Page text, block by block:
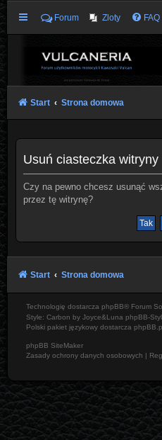
Forum Zloty FAQ
Start Strona domowa
Usuń ciasteczka witryny
Czy na pewno chcesz usunąć
przez tę witrynę?
Start Strona domowa
Technologię dostarcza phpBB® Forum
Style: Carbon by Joyce&Luna phpBB-
Polski pakiet językowy dostarcza
phpBB SiteMaker
Zasady ochrony danych osobowych |